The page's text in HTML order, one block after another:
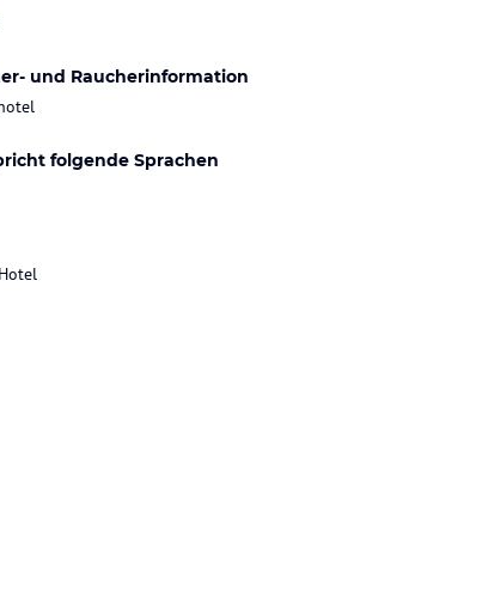
und Raucherinformation
folgende Sprachen